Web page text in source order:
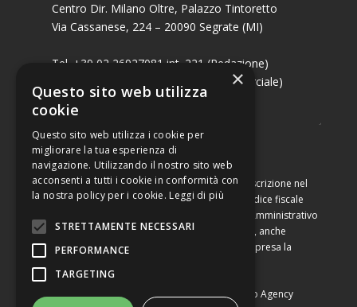
Centro Dir. Milano Oltre, Palazzo Tintoretto
Via Cassanese, 224 – 20090 Segrate (MI)
Tel. +39 02 26927081 int. 221 (Redazione)
Tel. +39 02 26927081 int. 224 (Commerciale)
Fax +39 02 26951006
Capitale sociale di Euro 10.000,00 – Numero di iscrizione nel
Registro delle Imprese di Milano, partita Iva e codice fiscale
09460990964, iscritta al Repertorio Economico Amministrativo
di Milano al n. 2091710. È vietata la riproduzione, anche
parziale, dei contenuti con qualsiasi mezzo, compresa la
Copyright © Converting srl |Privacy Policy| Web Agency
×
Questo sito web utilizza
cookie
Questo sito web utilizza i cookie per
migliorare la tua esperienza di
navigazione. Utilizzando il nostro sito web
acconsenti a tutti i cookie in conformità con
la nostra policy per i cookie. Leggi di più
STRETTAMENTE NECESSARI
PERFORMANCE
TARGETING